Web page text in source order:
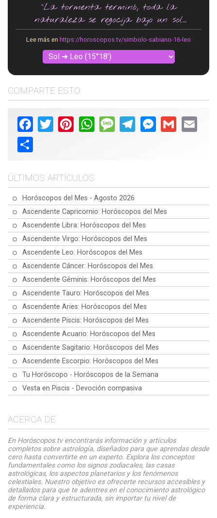
"La tormenta terminó, toda la
naturaleza se regocija bajo un sol
brillante."
Lee más en https://horoscopos.tv/simbolo-sabiano-16-leo
COMPARTE ESTO
Facebook
Twitter PinterestWhatsAppMessageTelegramMessenger
Gmail Email
Share
ÚLTIMOS ARTÍCULOS
Horóscopos del Mes - Agosto 2026
Ascendente Capricornio: Horóscopos del Mes
Ascendente Libra: Horóscopos del Mes
Ascendente Virgo: Horóscopos del Mes
Ascendente Leo: Horóscopos del Mes
Ascendente Cáncer: Horóscopos del Mes
Ascendente Géminis: Horóscopos del Mes
Ascendente Tauro: Horóscopos del Mes
Ascendente Aries: Horóscopos del Mes
Ascendente Piscis: Horóscopos del Mes
Ascendente Acuario: Horóscopos del Mes
Ascendente Sagitario: Horóscopos del Mes
Ascendente Escorpio: Horóscopos del Mes
Tu Horóscopo - Horóscopos de la Semana
Vesta en Piscis - Devoción compasiva
ACERCA DE
En Horóscopos.tv encontrarás información y artículos
completos sobre astrología, diseñados para que aprendas desde
cero hasta convertirte en un experto. Explora los conceptos
fundamentales como los signos zodiacales, las casas
astrológicas, los aspectos planetarios y los fenómenos
celestiales. Nuestro objetivo es ofrecerte recursos accesibles y
detallados para que te adentres en el conocimiento astrológico
de forma clara y estructurada, sin importar tu nivel de
experiencia.